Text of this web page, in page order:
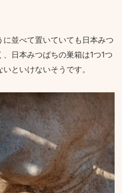
並べて置いていても日本みつ
日本みつばちの巣箱は1つ1つ
といけないそうです。